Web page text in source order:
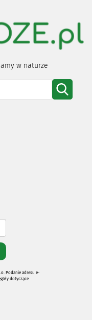
w naturze
Podanie adresu e-
dotyczące